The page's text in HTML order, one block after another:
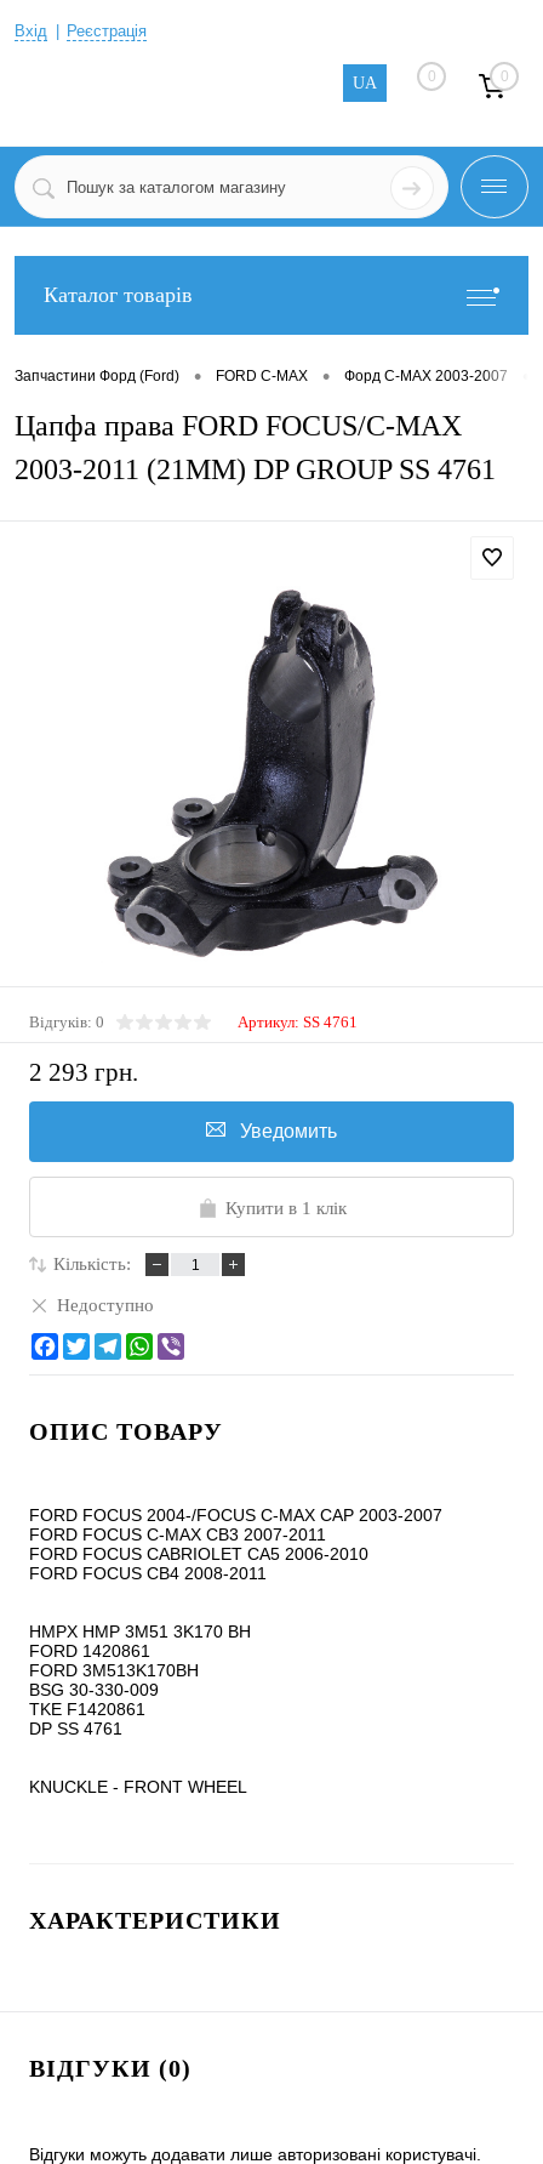
Вхід Реєстрація
UA 0 0
Каталог товарів
Запчастини Форд (Ford) • FORD C-MAX • Форд C-MAX 2003-2007
Цапфа права FORD FOCUS/C-MAX
2003-2011 (21MM) DP GROUP SS 4761
Відгуків: 0 Артикул: SS 4761
2 293 грн.
Уведомить
Купити в 1 клік
Кількість:
Недоступно
ОПИС ТОВАРУ
FORD FOCUS 2004-/FOCUS C-MAX CAP 2003-2007
FORD FOCUS C-MAX CB3 2007-2011
FORD FOCUS CABRIOLET CA5 2006-2010
FORD FOCUS CB4 2008-2011
HMPX HMP 3M51 3K170 BH
FORD 1420861
FORD 3M513K170BH
BSG 30-330-009
TKE F1420861
DP SS 4761
KNUCKLE - FRONT WHEEL
ХАРАКТЕРИСТИКИ
ВІДГУКИ (0)
Відгуки можуть додавати лише авторизовані користувачі.